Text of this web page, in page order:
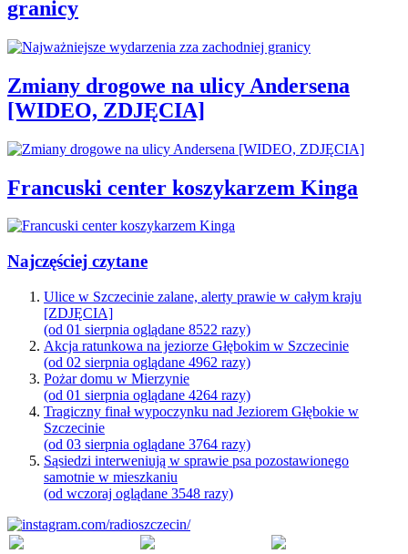
granicy
Zmiany drogowe na ulicy Andersena
[WIDEO, ZDJĘCIA]
Francuski center koszykarzem Kinga
Najczęściej czytane
Ulice w Szczecinie zalane, alerty prawie w całym kraju
[ZDJĘCIA]
(od 01 sierpnia oglądane 8522 razy)
Akcja ratunkowa na jeziorze Głębokim w Szczecinie
(od 02 sierpnia oglądane 4962 razy)
Pożar domu w Mierzynie
(od 01 sierpnia oglądane 4264 razy)
Tragiczny finał wypoczynku nad Jeziorem Głębokie w
Szczecinie
(od 03 sierpnia oglądane 3764 razy)
Sąsiedzi interweniują w sprawie psa pozostawionego
samotnie w mieszkaniu
(od wczoraj oglądane 3548 razy)